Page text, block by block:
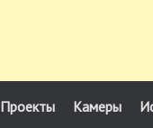
Проекты Камеры